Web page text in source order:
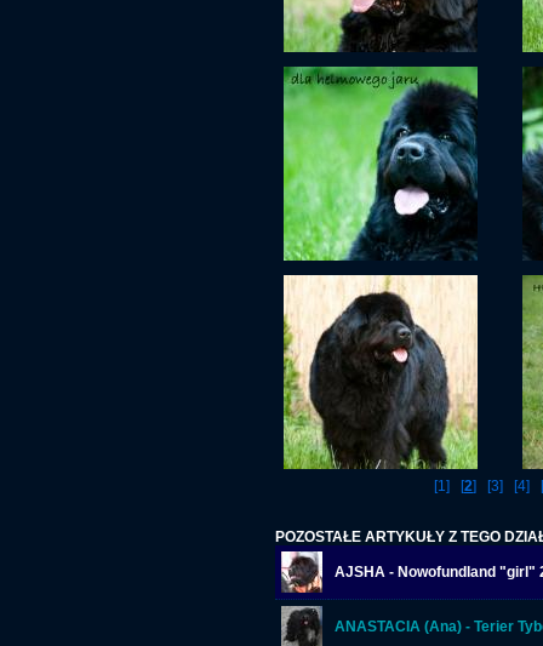
[1] [2] [3] [4]
POZOSTAŁE ARTYKUŁY Z TEGO
AJSHA - Nowofundland "girl"
ANASTACIA (Ana) - Terier